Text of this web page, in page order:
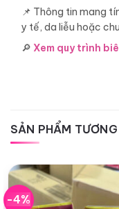
📌 Thông tin mang
y tế, da liễu hoặc
🔎 Xem quy trình
SẢN PHẨM
-4%